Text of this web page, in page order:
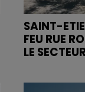
SAINT-
FEU RUE
LE